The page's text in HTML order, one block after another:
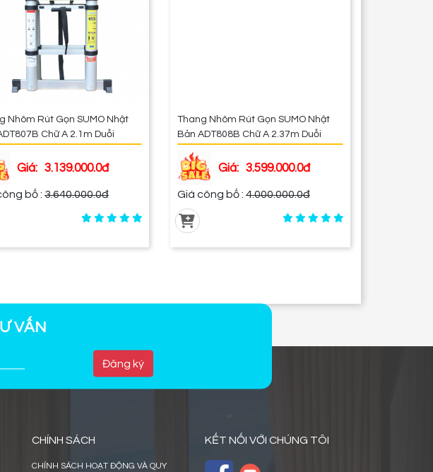
Nhôm Rút Gọn SUMO Nhật
Chữ A 2.1m Duỗi
Giá: 3.139.000.0đ
công bố : 3.640.000.0đ
Thang Nhôm Rút Gọn SUMO Nhật
Bản ADT808B Chữ A 2.37m Duỗi
Giá: 3.599.000.0đ
Giá công bố : 4.000.000.0đ
VẤN
Đăng ký
CHÍNH SÁCH
CHÍNH SÁCH HOẠT ĐỘNG VÀ QUY
KẾT NỐI VỚI CHÚNG TÔI